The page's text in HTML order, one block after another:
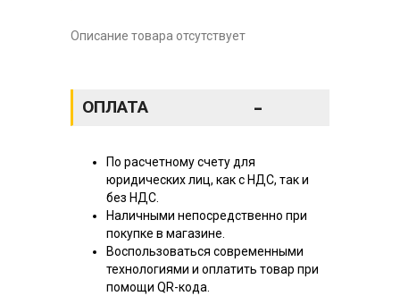
Описание товара отсутствует
ОПЛАТА -
По расчетному счету для
юридических лиц, как с НДС, так и
без НДС.
Наличными непосредственно при
покупке в магазине.
Воспользоваться современными
технологиями и оплатить товар при
помощи QR-кода.